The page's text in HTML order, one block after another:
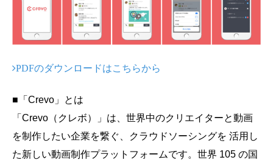
お問合わせ・無料見積もり
PDFのダウンロードはこちらから
■「Crevo」とは
「Crevo（クレボ）」は、世界中のクリエイターと動画
を制作したい企業を繋ぐ、クラウドソーシングを 活用し
た新しい動画制作プラットフォームです。世界 105 の国